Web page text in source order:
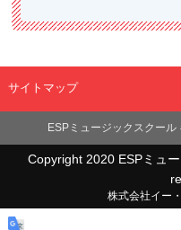
サイトマップ
ESPミュージックスクール
Copyright 2020 ESPミュ
株式会社イー